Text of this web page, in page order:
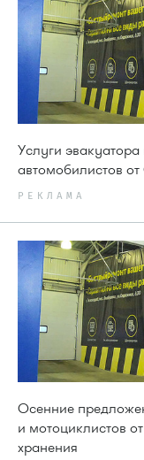
Услуги
автомобилистов
РЕКЛАМА
Осенние
и мотоциклистов
хранения